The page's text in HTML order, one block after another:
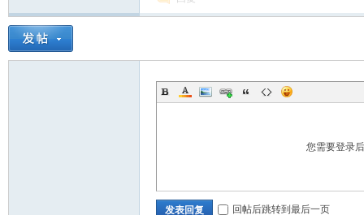
您需要登录
发表回复 回帖后跳转到最后一页